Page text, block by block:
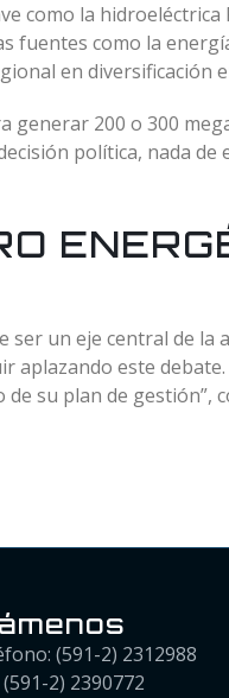
como la hidroeléctrica
fuentes como la
en diversificación
generar 200 o 300
política, nada de
ser un eje central de la
aplazando este
su plan de gestión”,
(591-2) 2312988
(591-2) 2390772